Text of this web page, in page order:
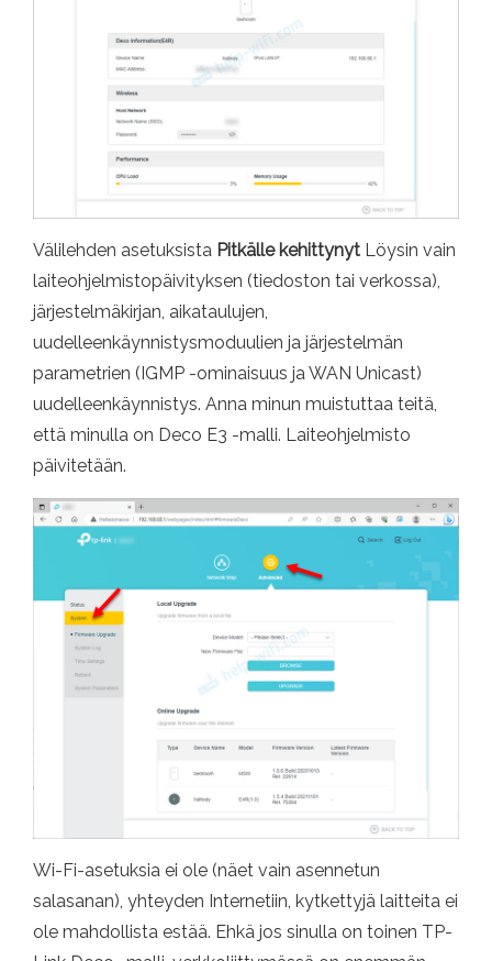
Välilehden asetuksista Pitkälle kehittynyt Löysin vain
laiteohjelmistopäivityksen (tiedoston tai verkossa),
järjestelmäkirjan, aikataulujen,
uudelleenkäynnistysmoduulien ja järjestelmän
parametrien (IGMP -ominaisuus ja WAN Unicast)
uudelleenkäynnistys. Anna minun muistuttaa teitä,
että minulla on Deco E3 -malli. Laiteohjelmisto
päivitetään.
Wi-Fi-asetuksia ei ole (näet vain asennetun
salasanan), yhteyden Internetiin, kytkettyjä laitteita ei
ole mahdollista estää. Ehkä jos sinulla on toinen TP-